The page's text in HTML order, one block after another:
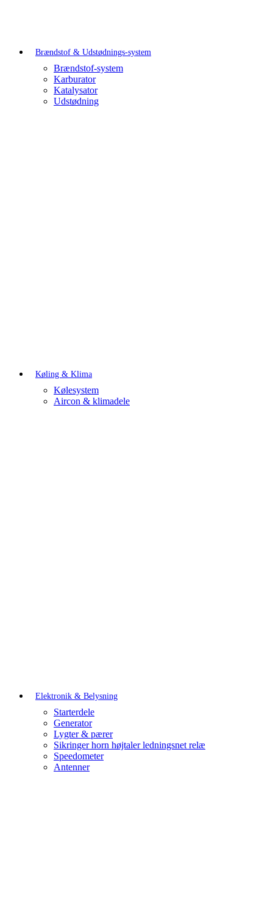
Brændstof & Udstødnings-system
Brændstof-system
Karburator
Katalysator
Udstødning
Køling & Klima
Kølesystem
Aircon & klimadele
Elektronik & Belysning
Starterdele
Generator
Lygter & pærer
Sikringer horn højtaler ledningsnet relæ
Speedometer
Antenner